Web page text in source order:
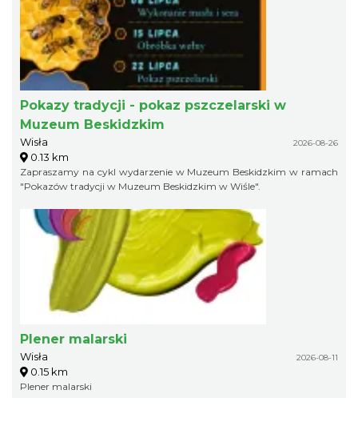
Pokazy tradycji - pokaz pszczelarski w
Muzeum Beskidzkim
Wisła 2026-08-26
0.13 km
Zapraszamy na cykl wydarzenie w Muzeum Beskidzkim w ramach
"Pokazów tradycji w Muzeum Beskidzkim w Wiśle".
Plener malarski
Wisła 2026-08-11
0.15 km
Plener malarski